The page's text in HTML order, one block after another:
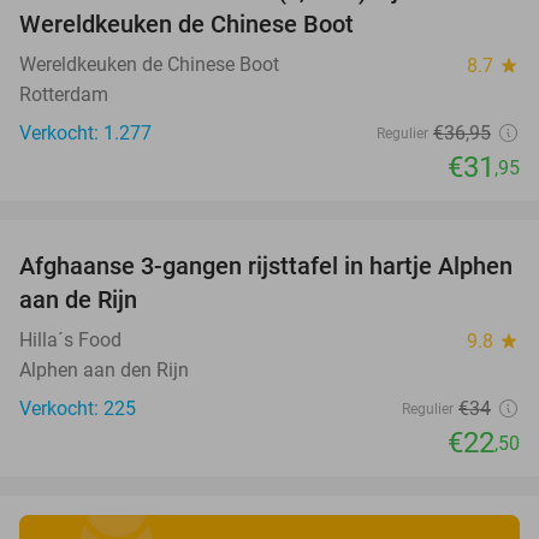
Wereldkeuken de Chinese Boot
Wereldkeuken de Chinese Boot 8.7 star
Rotterdam
Verkocht: 1.277
Regulier €36,95
€31 ,95
34%
Afghaanse 3-gangen rijsttafel in hartje Alphen
aan de Rijn
Hilla´s Food 9.8 star
Alphen aan den Rijn
Verkocht: 225
Regulier €34
€22,50